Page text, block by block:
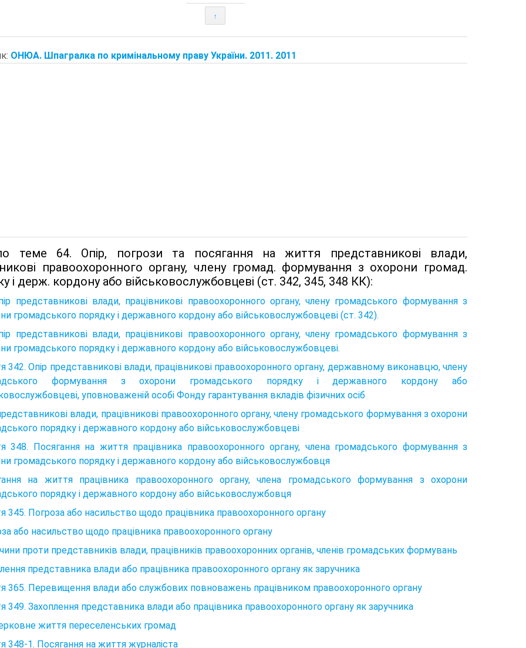
↑
ОНЮА. Шпагралка по кримінальному праву України. 2011. 2011
теме 64. Опір, погрози та посягання на життя представникові влади,
правоохоронного органу, члену громад. формування з охорони громад.
і держ. кордону або військовослужбовцеві (ст. 342, 345, 348 КК):
представникові влади, працівникові правоохоронного органу, члену громадського формування з
громадського порядку і державного кордону або військовослужбовцеві (ст. 342).
представникові влади, працівникові правоохоронного органу, члену громадського формування з
громадського порядку і державного кордону або військовослужбовцеві.
342. Опір представникові влади, працівникові правоохоронного органу, державному виконавцю, члену
формування з охорони громадського порядку і державного кордону або
уповноваженій особі Фонду гарантування вкладів фізичних осіб
влади, працівникові правоохоронного органу, члену громадського формування з охорони
порядку і державного кордону або військовослужбовцеві
348. Посягання на життя працівника правоохоронного органу, члена громадського формування з
громадського порядку і державного кордону або військовослужбовця
на життя працівника правоохоронного органу, члена громадського формування з охорони
порядку і державного кордону або військовослужбовця
345. Погроза або насильство щодо працівника правоохоронного органу
або насильство щодо працівника правоохоронного органу
проти представників влади, працівників правоохоронних органів, членів громадських формувань
представника влади або працівника правоохоронного органу як заручника
365. Перевищення влади або службових повноважень працівником правоохоронного органу
349. Захоплення представника влади або працівника правоохоронного органу як заручника
життя переселенських громад
348-1. Посягання на життя журналіста